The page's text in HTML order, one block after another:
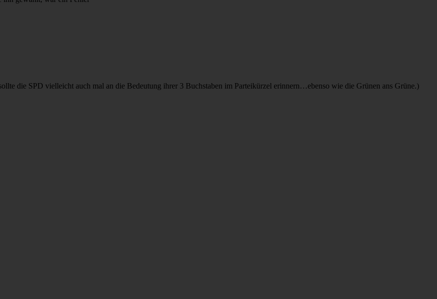
die SPD vielleicht auch mal an die Bedeutung ihrer 3 Buchstaben im Parteikürzel erinnern…ebenso wie die Grünen ans Grüne.)